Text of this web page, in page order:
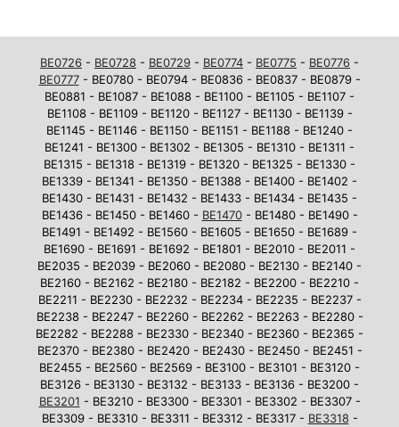
BE0726 - BE0728 - BE0729 - BE0774 - BE0775 - BE0776 -
BE0777- BE0780 - BE0794 - BE0836 - BE0837 - BE0879 -
BE0881 - BE1087 - BE1088 - BE1100 - BE1105 - BE1107 -
BE1108 - BE1109 - BE1120 - BE1127 - BE1130 - BE1139 -
BE1145 - BE1146 - BE1150 - BE1151 - BE1188 - BE1240 -
BE1241 - BE1300 - BE1302 - BE1305 - BE1310 - BE1311 -
BE1315 - BE1318 - BE1319 - BE1320 - BE1325 - BE1330 -
BE1339 - BE1341 - BE1350 - BE1388 - BE1400 - BE1402 -
BE1430 - BE1431 - BE1432 - BE1433 - BE1434 - BE1435 -
BE1436 - BE1450 - BE1460 - BE1470- BE1480 - BE1490 -
BE1491 - BE1492 - BE1560 - BE1605 - BE1650 - BE1689 -
BE1690 - BE1691 - BE1692 - BE1801 - BE2010 - BE2011 -
BE2035 - BE2039 - BE2060 - BE2080 - BE2130 - BE2140 -
BE2160 - BE2162 - BE2180 - BE2182 - BE2200 - BE2210 -
BE2211 - BE2230 - BE2232 - BE2234 - BE2235 - BE2237 -
BE2238 - BE2247 - BE2260 - BE2262 - BE2263 - BE2280 -
BE2282 - BE2288 - BE2330 - BE2340 - BE2360 - BE2365 -
BE2370 - BE2380 - BE2420 - BE2430 - BE2450 - BE2451 -
BE2455 - BE2560 - BE2569 - BE3100 - BE3101 - BE3120 -
BE3126 - BE3130 - BE3132 - BE3133 - BE3136 - BE3200 -
BE3201 - BE3210 - BE3300 - BE3301 - BE3302 - BE3307 -
BE3309 - BE3310 - BE3311 - BE3312 - BE3317 - BE3318-